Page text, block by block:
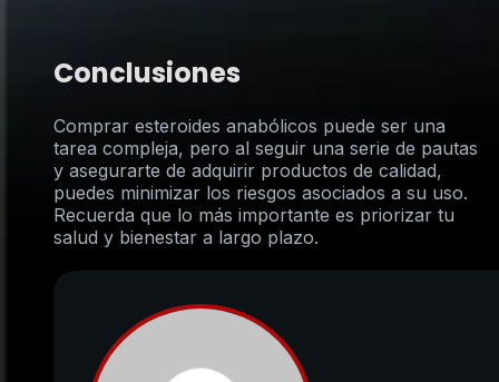
Conclusiones
Comprar esteroides anabólicos puede ser una
tarea compleja, pero al seguir una serie de pautas
y asegurarte de adquirir productos de calidad,
puedes minimizar los riesgos asociados a su uso.
Recuerda que lo más importante es priorizar tu
salud y bienestar a largo plazo.